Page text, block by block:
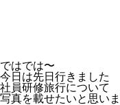
ではでは〜
今日は先日行きました
社員研修旅行について
写真を載せたいと思い